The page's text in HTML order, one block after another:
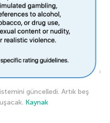
güncelledi. Artık beş
Kaynak